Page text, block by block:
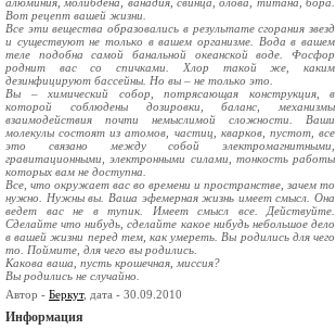
Вот рецепт вашей жизни.
Все эти вещества образовались в результате сгорания звезд
и существуют не только в вашем организме. Вода в вашем
теле подобна самой банальной океанской воде. Фосфор
роднит вас со спичками. Хлор такой же, каким
дезинфицируют бассейны. Но вы – не только это.
Вы – химический собор, потрясающая конструкция, в
которой соблюдены дозировки, баланс, механизмы
взаимодействия почти немыслимой сложности. Ваши
молекулы состоят из атомов, частиц, кварков, пустот, все
это связано между собой электромагнитными,
гравитационными, электронными силами, тонкость работы
которых вам не доступна.
Все, что окружает вас во времени и пространстве, зачем то
нужно. Нужны вы. Ваша эфемерная жизнь имеет смысл. Она
ведет вас не в тупик. Имеет смысл все. Действуйте.
Сделайте что нибудь, сделайте какое нибудь небольшое дело
в вашей жизни перед тем, как умереть. Вы родились для чего
то. Поймите, для чего вы родились.
Какова ваша, пусть крошечная, миссия?
Вы родились не случайно.
Автор - Беркут, дата - 30.09.2010
Информация